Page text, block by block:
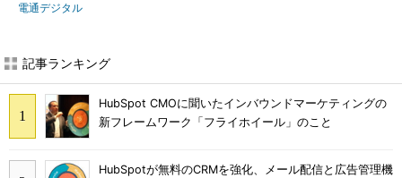
電通デジタル
記事ランキング
HubSpot CMOに聞いたインバウンドマーケティングの
新フレームワーク「フライホイール」のこと
HubSpotが無料のCRMを強化、メール配信と広告管理機